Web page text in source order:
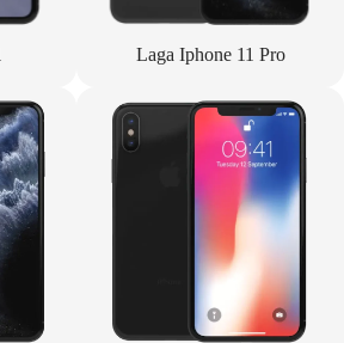
Laga Iphone 11 Pro